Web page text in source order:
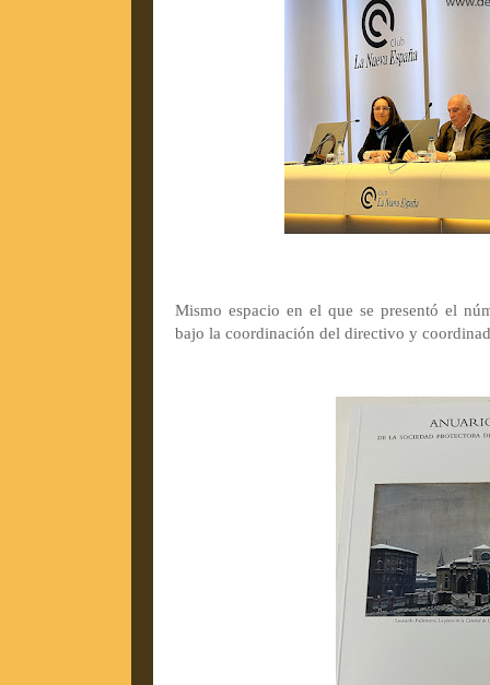
Mismo espacio en el que se presentó el
bajo la coordinación del directivo y